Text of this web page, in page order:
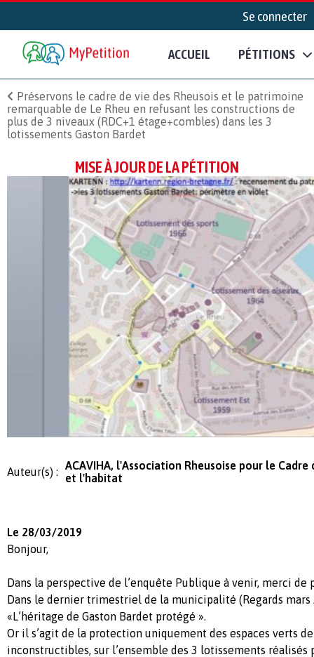
Se connecter
ACCUEIL PÉTITIONS
Préservons le cadre de vie des Rheusois et le patrimoine
remarquable de Le Rheu en refusant les constructions de
plus de 3 niveaux (RDC+1 étage+combles) dans les 3
lotissements Gaston Bardet
MISE À JOUR DE LA PÉTITION
Auteur(s) :
ACAVIHA, l'Association Rheusoise pour le Cadre
et l'habitat
Le 28/03/2019
Bonjour,
Dans la perspective de l’enquête Publique à venir, merci de
Dans le dernier trimestriel de la municipalité (Regards
«L’héritage de Gaston Bardet protégé ».
Or il s’agit de la protection uniquement des espaces verts
inconstructibles, sur l’ensemble des 3 lotissements réalisés